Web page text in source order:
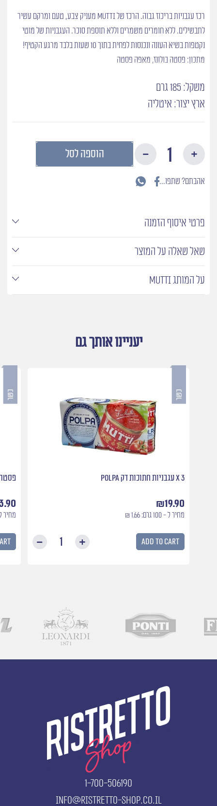
רכז עגבניות בריכוז גבוה. הרכז של MUTTI מעניק צבע, טעם ומרקם עשיר
לתבשילים. ללא חומרים משמרים וללא תוספת סוכר. העגבניות של מוטי
נקטפות בשיא העונה ונכנסות לפחית בתוך 10 שעות בלבד מרגע הקטיף!
מתכון: פסטה בולונז, מאפה פסטה
משקל: 185 גרם
ארץ יצור: איטליה
של
רסק
הוספה לסל
אהבתם? שתפו...
פרטי איסוף הזמנה
שאל שאלה על המוצר
על המותג MUTTI
יעניינו אותך גם
3 X עגבניות חתוכות דק Polpa
₪19.90
מחיר ל - 100 גרם: 1.66 ₪
3
Add to cart
פסטה
מחיר ל - 100
1-700-506190
info@ristretto-shop.co.il